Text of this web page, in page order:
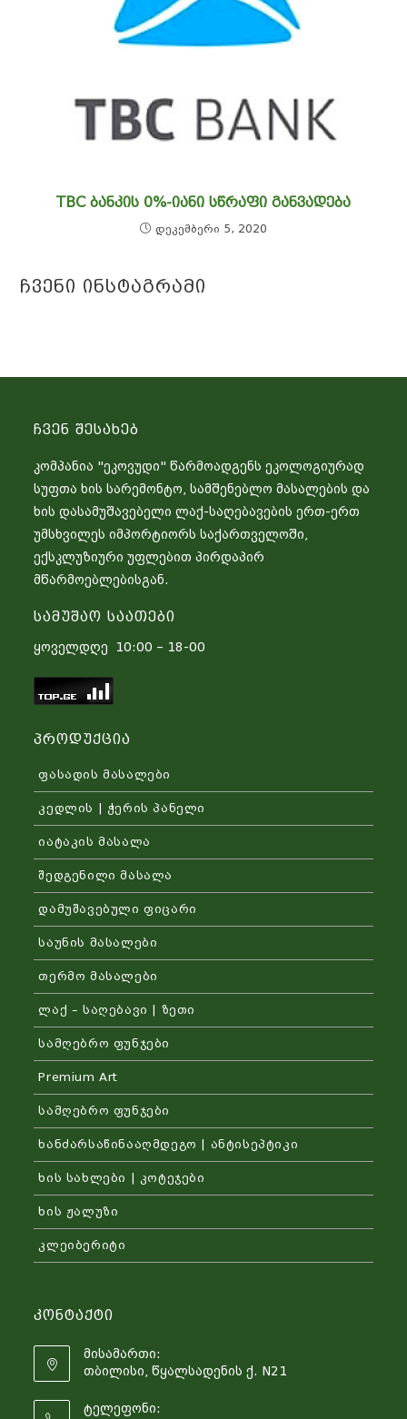
TBC ᲑᲐᲜᲙᲘᲡ 0%-ᲘᲐᲜᲘ ᲡᲬᲠᲐᲤᲘ ᲒᲐᲜᲕᲐᲓᲔᲑᲐ
დეკემბერი 5, 2020
Ჩვენი Ინსტაგრამი
Ჩვენ Შესახებ
კომპანია "ეკოვუდი" წარმოადგენს ეკოლოგიურად
სუფთა ხის სარემონტო, სამშენებლო მასალების და
ხის დასამუშავებელი ლაქ-საღებავების ერთ-ერთ
უმსხვილეს იმპორტიორს საქართველოში,
ექსკლუზიური უფლებით პირდაპირ
მწარმოებლებისგან.
Სამუშაო Საათები
ყოველდღე 10:00 – 18-00
Პროდუქცია
ფასადის მასალები
კედლის | ჭერის პანელი
იატაკის მასალა
შედგენილი მასალა
დამუშავებული ფიცარი
საუნის მასალები
თერმო მასალები
ლაქ – საღებავი | ზეთი
სამღებრო ფუნჯები
Premium Art
სამღებრო ფუნჯები
ხანძარსაწინააღმდეგო | ანტისეპტიკი
ხის სახლები | კოტეჯები
ხის ჟალუზი
კლეიბერიტი
Კონტაქტი
მისამართი:
თბილისი, წყალსადენის ქ. N21
ტელეფონი: